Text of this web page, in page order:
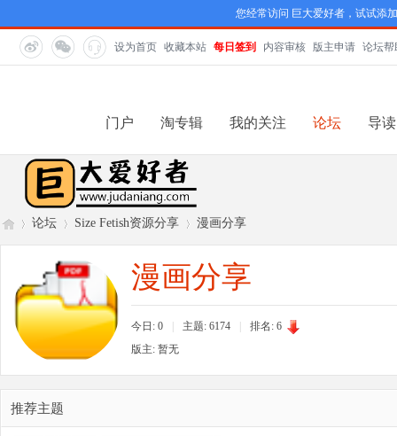
您经常访问 巨大爱好者，试试添
设为首页 收藏本站 每日签到 内容审核 版主申请 论坛帮
门户 淘专辑 我的关注 论坛 导读
»
论坛
›
Size Fetish资源分享 漫画分享
漫画分享
今日: 0 主题: 6174 排名: 6
版主: 暂无
推荐主题